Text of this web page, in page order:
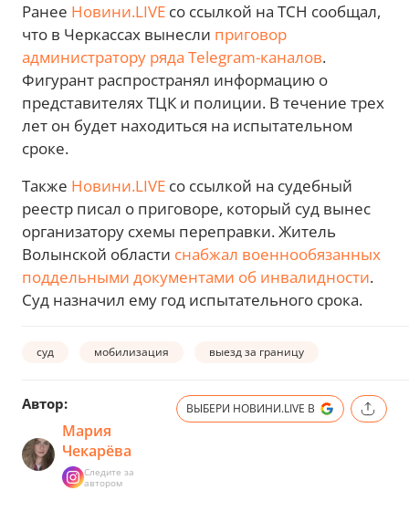
Ранее Новини.LIVE со ссылкой на ТСН сообщал,
что в Черкассах вынесли приговор
администратору ряда Telegram-каналов.
Фигурант распространял информацию о
представителях ТЦК и полиции. В течение трех
лет он будет находиться на испытательном
сроке.
Также Новини.LIVE со ссылкой на судебный
реестр писал о приговоре, который суд вынес
организатору схемы переправки. Житель
Волынской области снабжал военнообязанных
поддельными документами об инвалидности.
Суд назначил ему год испытательного срока.
суд мобилизация выезд за границу
Автор:
Мария
Чекарёва
Следите за
автором
ВЫБЕРИ НОВИНИ.LIVE В